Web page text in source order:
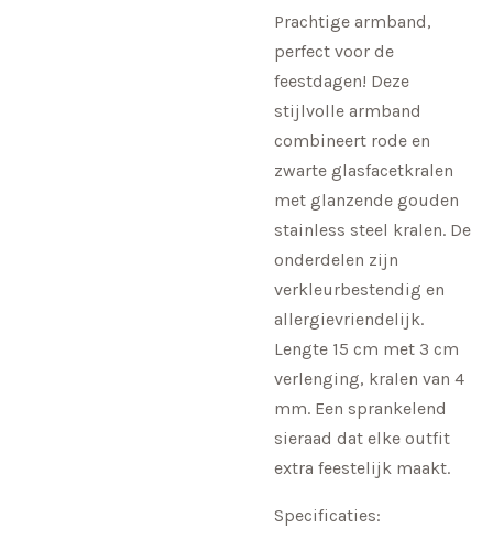
Prachtige armband,
perfect voor de
feestdagen! Deze
stijlvolle armband
combineert rode en
zwarte glasfacetkralen
met glanzende gouden
stainless steel kralen. De
onderdelen zijn
verkleurbestendig en
allergievriendelijk.
Lengte 15 cm met 3 cm
verlenging, kralen van 4
mm. Een sprankelend
sieraad dat elke outfit
extra feestelijk maakt.
Specificaties: